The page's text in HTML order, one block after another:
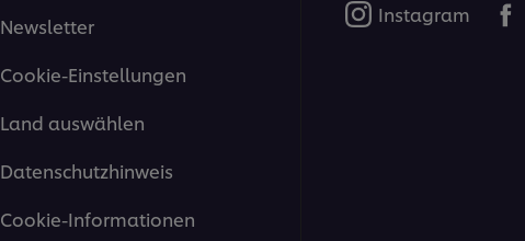
Newsletter
Cookie-Einstellungen
Land auswählen
Datenschutzhinweis
Cookie-Informationen
Instagram